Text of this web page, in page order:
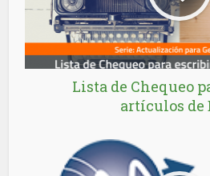
Lista de Chequeo
artículos de